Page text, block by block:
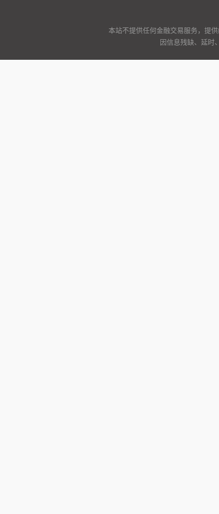
本站不提供任何金融交易服务，提
因信息残缺、延时